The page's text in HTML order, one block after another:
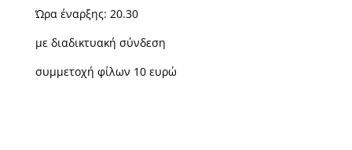
Ώρα έναρξης: 20.30
με διαδικτυακή σύνδεση
συμμετοχή φίλων 10 ευρώ